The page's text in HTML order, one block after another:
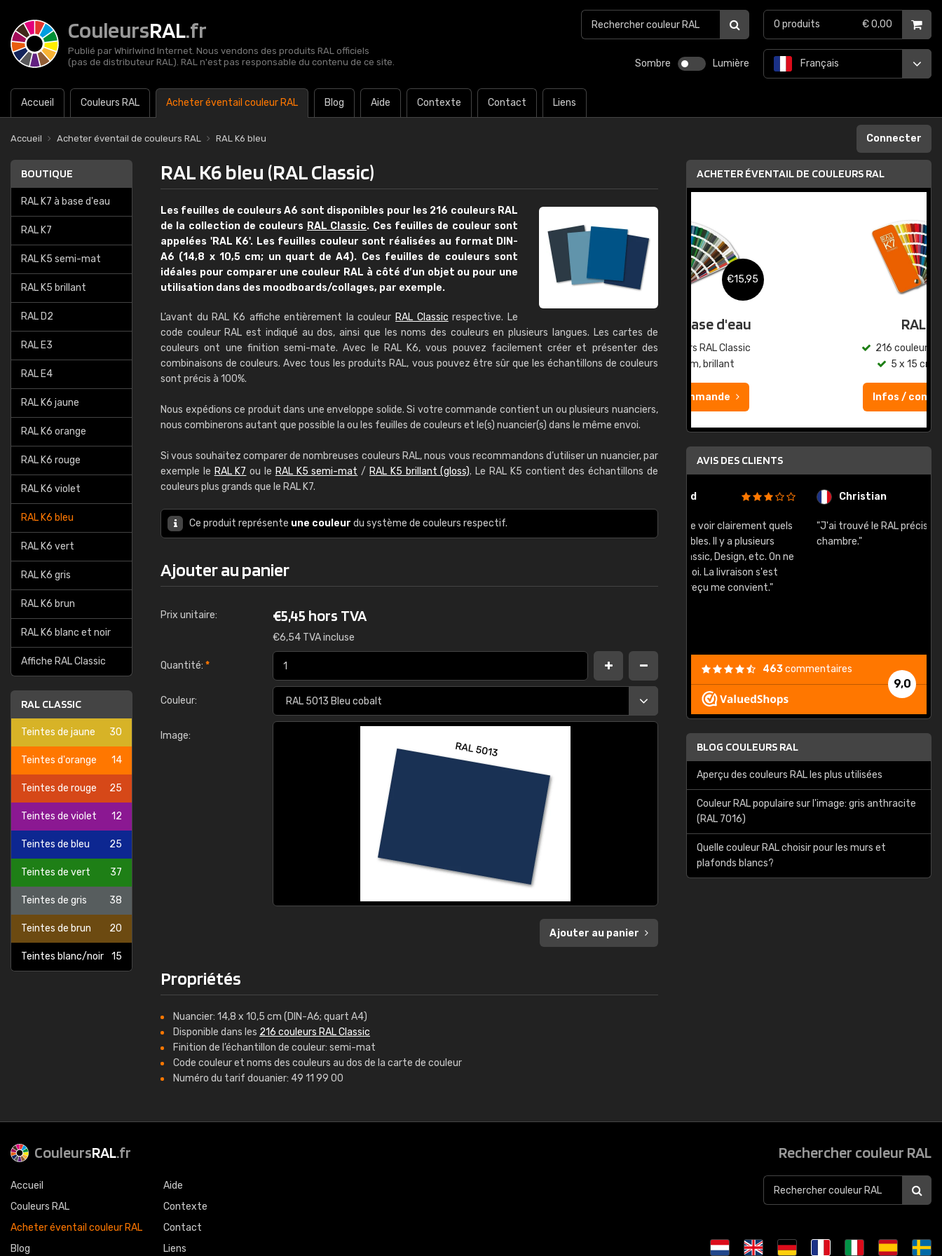
CouleursRAL.fr
Publié par Whirlwind Internet. Nous vendons des produits RAL officiels
(pas de distributeur RAL). RAL n'est pas responsable du contenu de ce site.
Sombre Lumière
Accueil Couleurs RAL Acheter éventail couleur RAL Blog Aide Contexte Contact Liens
Français
0 produits € 0,00
Accueil Acheter éventail de couleurs RAL RAL K6 bleu Connecter
BOUTIQUE
RAL K7 à base d'eau
RAL K7
RAL K5 semi-mat
RAL K5 brillant
RAL D2
RAL E3
RAL E4
RAL K6 jaune
RAL K6 orange
RAL K6 rouge
RAL K6 violet
RAL K6 bleu
RAL K6 vert
RAL K6 gris
RAL K6 brun
RAL K6 blanc et noir
Affiche RAL Classic
RAL CLASSIC
Teintes de jaune 30
Teintes d'orange 14
Teintes de rouge 25
Teintes de violet 12
Teintes de bleu 25
Teintes de vert 37
Teintes de gris 38
Teintes de brun 20
Teintes blanc/noir 15
RAL K6 bleu (RAL Classic)
Les feuilles de couleurs A6 sont disponibles pour les 216 couleurs RAL
de la collection de couleurs RAL Classic. Ces feuilles de couleur sont
appelées 'RAL K6'. Les feuilles couleur sont réalisées au format DIN-
A6 (14,8 x 10,5 cm; un quart de A4). Ces feuilles de couleurs sont
idéales pour comparer une couleur RAL à côté d’un objet ou pour une
utilisation dans des moodboards/collages, par exemple.
L’avant du RAL K6 affiche entièrement la couleur RAL Classic respective. Le
code couleur RAL est indiqué au dos, ainsi que les noms des couleurs en plusieurs langues. Les cartes de
couleurs ont une finition semi-mate. Avec le RAL K6, vous pouvez facilement créer et présenter des
combinaisons de couleurs. Avec tous les produits RAL, vous pouvez être sûr que les échantillons de couleurs
sont précis à 100%.
Nous expédions ce produit dans une enveloppe solide. Si votre commande contient un ou plusieurs nuanciers,
nous combinerons autant que possible la ou les feuilles de couleurs et le(s) nuancier(s) dans le même envoi.
Si vous souhaitez comparer de nombreuses couleurs RAL, nous vous recommandons d’utiliser un nuancier, par
exemple le RAL K7 ou le RAL K5 semi-mat / RAL K5 brillant (gloss). Le RAL K5 contient des échantillons de
couleurs plus grands que le RAL K7.
Ce produit représente une couleur du système de couleurs respectif.
Ajouter au panier
Prix unitaire: €5,45 hors TVA
€6,54 TVA incluse
Quantité: *
Couleur:
Image:
Ajouter au panier
Propriétés
Nuancier: 14,8 x 10,5 cm (DIN-A6; quart A4)
Disponible dans les 216 couleurs RAL Classic
Finition de l’échantillon de couleur: semi-mat
Code couleur et noms des couleurs au dos de la carte de couleur
Numéro du tarif douanier: 49 11 99 00
ACHETER ÉVENTAIL DE COULEURS RAL
€15,95
RAL K7 à base d'eau
216 couleurs RAL Classic
5 x 15 cm, brillant
216 couleurs RAL Classic
AVIS DES CLIENTS
"Le site ne permet pas de voir clairement quels
sont les produits disponibles. Il y a plusieurs
bien passé et le produit reçu me convient."
Christian
"J'ai trouvé le RAL précis pour le ton de ma
chambre."
9,0
463commentaires
BLOG COULEURS RAL
Aperçu des couleurs RAL les plus utilisées
Couleur RAL populaire sur l'image: gris anthracite
(RAL 7016)
Quelle couleur RAL choisir pour les murs et
plafonds blancs?
CouleursRAL.fr
Accueil
Couleurs RAL
Acheter éventail couleur RAL
Blog
Aide
Contexte
Contact
Liens
Rechercher couleur RAL